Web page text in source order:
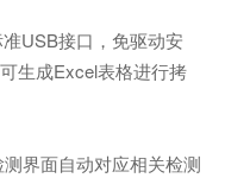
USB接口，免驱动安
生成Excel表格进行拷
界面自动对应相关检测